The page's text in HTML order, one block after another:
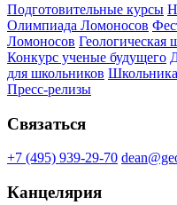
Подготовительные курсы
Олимпиада Ломоносов
Ломоносов Геологическая
Конкурс ученые будущего
для школьников
Пресс-релизы
Связаться
+7 (495) 939-29-70
Канцелярия